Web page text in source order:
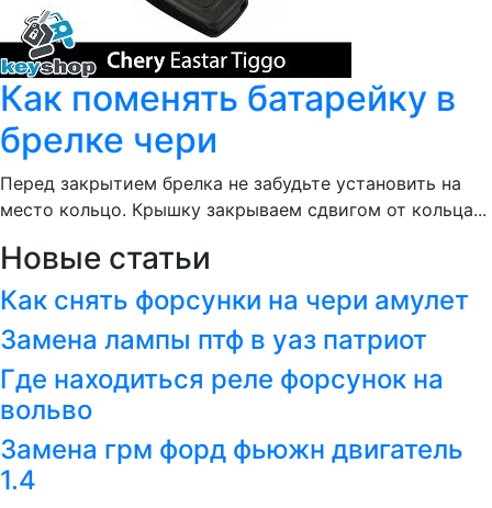
Как поменять батарейку в
брелке чери
Перед закрытием брелка не забудьте установить на
место кольцо. Крышку закрываем сдвигом от кольца...
Новые статьи
Как снять форсунки на чери амулет
Замена лампы птф в уаз патриот
Где находиться реле форсунок на
вольво
Замена грм форд фьюжн двигатель
1.4